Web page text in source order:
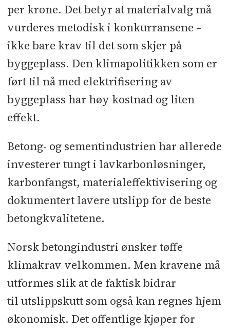
per krone. Det betyr at materialvalg må
vurderes metodisk i konkurransene –
ikke bare krav til det som skjer på
byggeplass. Den klimapolitikken som er
ført til nå med elektrifisering av
byggeplass har høy kostnad og liten
effekt.
Betong- og sementindustrien har allerede
investerer tungt i lavkarbonløsninger,
karbonfangst, materialeffektivisering og
dokumentert lavere utslipp for de beste
betongkvalitetene.
Norsk betongindustri ønsker tøffe
klimakrav velkommen. Men kravene må
utformes slik at de faktisk bidrar
til utslippskutt som også kan regnes hjem
økonomisk. Det offentlige kjøper for